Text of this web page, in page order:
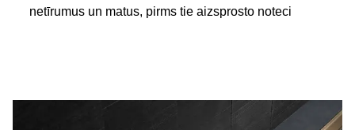
netīrumus un matus, pirms tie aizsprosto noteci